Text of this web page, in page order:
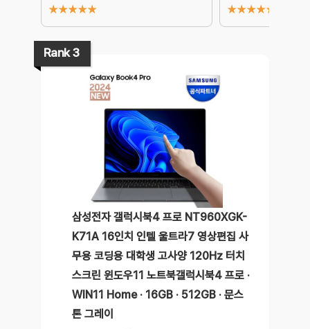
★★★★★ ★★★★★
Rank 3
삼성전자 갤럭시북4 프로 NT960XGK-
K71A 16인치 인텔 울트라7 영상편집 사
무용 코딩용 대학생 고사양 120Hz 터치
스크린 윈도우11 노트북갤럭시북4 프로 ·
WIN11 Home · 16GB · 512GB · 문스
톤 그레이